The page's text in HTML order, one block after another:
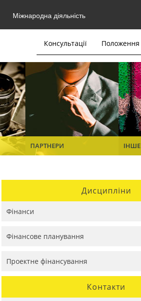
Міжнародна діяльність
Консультації Положення
ПАРТНЕРИ ІНШЕ
Дисципліни
Фінанси
Фінансове планування
Проектне фінансування
Контакти